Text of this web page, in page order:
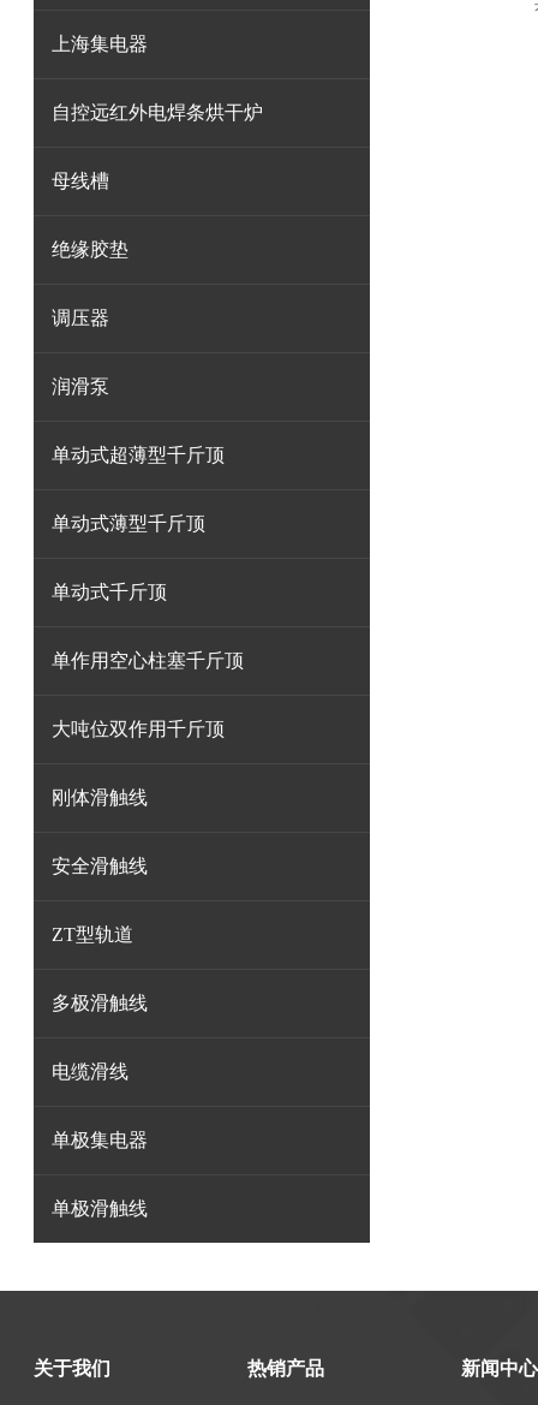
上海集电器
自控远红外电焊条烘干炉
母线槽
绝缘胶垫
调压器
润滑泵
单动式超薄型千斤顶
单动式薄型千斤顶
单动式千斤顶
单作用空心柱塞千斤顶
大吨位双作用千斤顶
刚体滑触线
安全滑触线
ZT型轨道
多极滑触线
电缆滑线
单极集电器
单极滑触线
关于我们 热销产品 新闻中心